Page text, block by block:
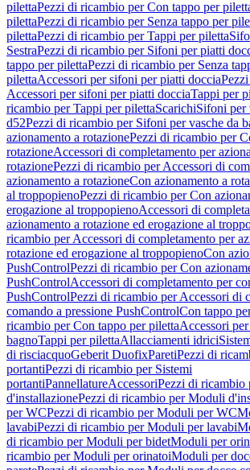
pilettaPezzi di ricambio per Con tappo per
pilettaPezzi di ricambio per Senza tappo per
pilettaPezzi di ricambio per Tappi per piletta
SestraPezzi di ricambio per Sifoni per piatti
tappo per pilettaPezzi di ricambio per Senza
pilettaAccessori per sifoni per piatti doccia
Accessori per sifoni per piatti docciaTappi per
ricambio per Tappi per pilettaScarichiSifoni per
d52Pezzi di ricambio per Sifoni per vasche da
azionamento a rotazionePezzi di ricambio per
rotazioneAccessori di completamento per
rotazionePezzi di ricambio per Accessori di
azionamento a rotazioneCon azionamento a
al troppopienoPezzi di ricambio per Con
erogazione al troppopienoAccessori di
azionamento a rotazione ed erogazione al
ricambio per Accessori di completamento per
rotazione ed erogazione al troppopienoCon
PushControlPezzi di ricambio per Con
PushControlAccessori di completamento per
PushControlPezzi di ricambio per Accessori di
comando a pressione PushControlCon tappo
ricambio per Con tappo per pilettaAccessori
bagnoTappi per pilettaAllacciamenti idrici
di risciacquoGeberit DuofixParetiPezzi di
portantiPezzi di ricambio per Sistemi
portantiPannellatureAccessoriPezzi di ricambio
d'installazionePezzi di ricambio per Moduli
per WCPezzi di ricambio per Moduli per WC
lavabiPezzi di ricambio per Moduli per lavabi
di ricambio per Moduli per bidetModuli per
ricambio per Moduli per orinatoiModuli per